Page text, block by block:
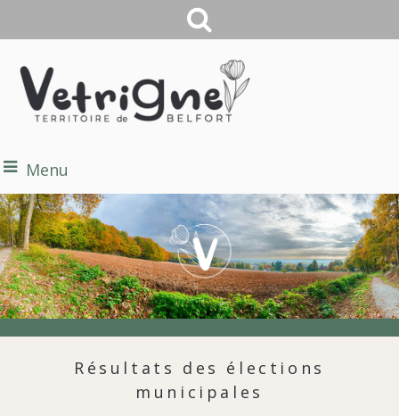
Menu
Résultats des élections
municipales